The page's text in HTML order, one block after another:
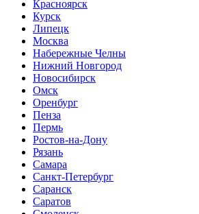
Красноярск
Курск
Липецк
Москва
Набережные Челны
Нижний Новгород
Новосибирск
Омск
Оренбург
Пенза
Пермь
Ростов-на-Дону
Рязань
Самара
Санкт-Петербург
Саранск
Саратов